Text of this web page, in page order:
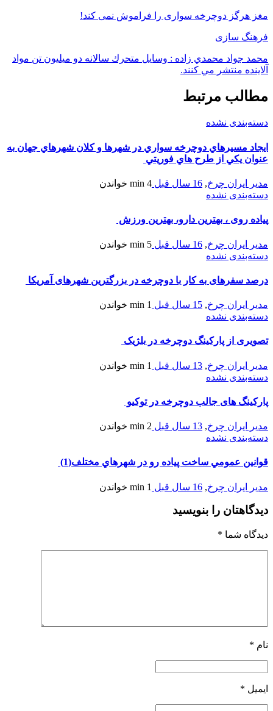
مغز هرگز دوچرخه سواری را فراموش نمی کند!
فرهنگ سازی
محمد جواد محمدي زاده : وسايل متحرك سالانه دو ميليون تن مواد
آلاينده منتشر مي كنند.
مطالب مرتبط
دسته‌بندی نشده
ايجاد مسيرهاي دوچرخه سواري در شهرها و کلان شهرهاي جهان به
عنوان يکي از طرح هاي فوريتي
مدیر ایران چرخ, 16 سال قبل 4 min
خواندن
دسته‌بندی نشده
پیاده روی ، بهترین دارو، بهترین ورزش
مدیر ایران چرخ, 16 سال قبل 5 min
خواندن
دسته‌بندی نشده
درصد سفرهای به کار با دوچرخه در بزرگترین شهرهای آمریکا
مدیر ایران چرخ, 15 سال قبل 1 min
خواندن
دسته‌بندی نشده
تصویری از پارکینگ دوچرخه در بلژیک
مدیر ایران چرخ, 13 سال قبل 1 min
خواندن
دسته‌بندی نشده
پارکینگ های جالب دوچرخه در توکیو
مدیر ایران چرخ, 13 سال قبل 2 min
خواندن
دسته‌بندی نشده
قوانين عمومي ساخت پياده رو در شهرهاي مختلف(1)
مدیر ایران چرخ, 16 سال قبل 1 min خواندن
دیدگاهتان را بنویسید
دیدگاه شما *
نام *
ایمیل *